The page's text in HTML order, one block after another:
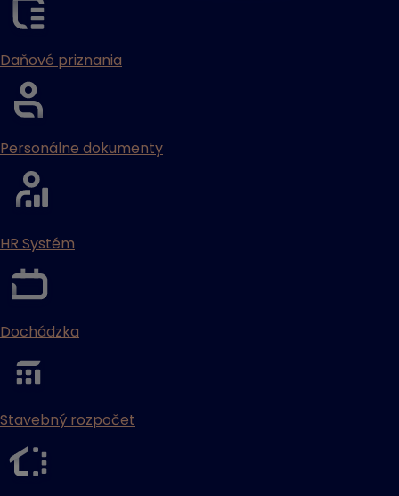
Daňové priznania
Personálne dokumenty
HR Systém
Dochádzka
Stavebný rozpočet